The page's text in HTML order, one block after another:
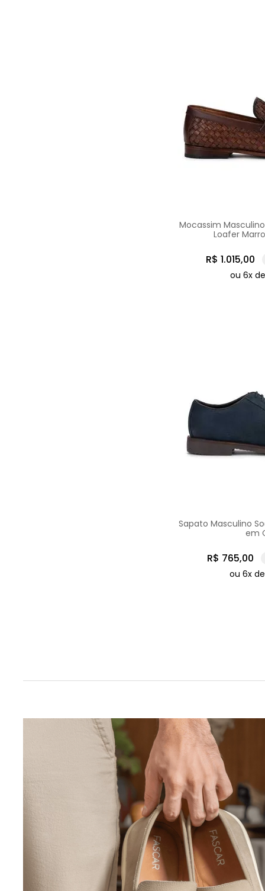
Mocassim
Loafer
R$ 1.015,00
ou6x
Sapato Masculino
em
R$ 765,00
ou 6x de